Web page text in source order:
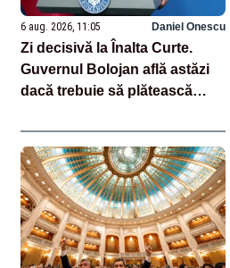
6 aug. 2026, 11:05 Daniel Onescu
Zi decisivă la Înalta Curte.
Guvernul Bolojan află astăzi
dacă trebuie să plătească
grefierilor